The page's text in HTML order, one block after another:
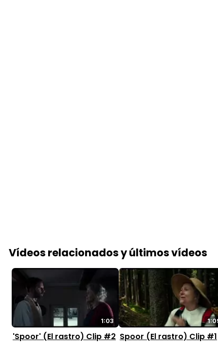
Vídeos relacionados y últimos vídeos
1:03
'Spoor' (El rastro) Clip #2 Spoor (El rastro) Clip #1